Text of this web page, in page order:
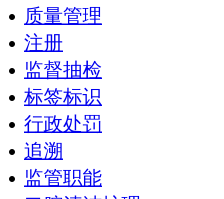
质量管理
注册
监督抽检
标签标识
行政处罚
追溯
监管职能